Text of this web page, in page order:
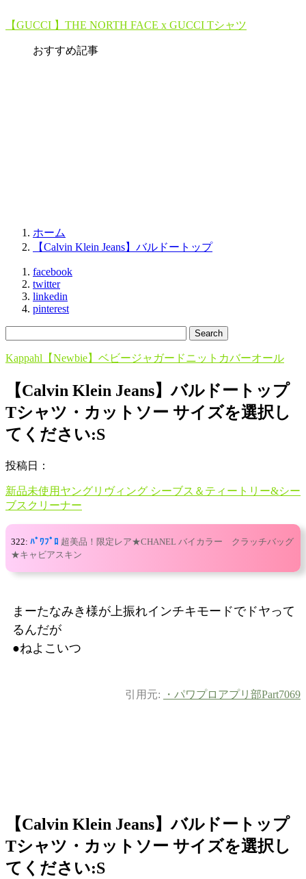
【GUCCI 】THE NORTH FACE x GUCCI Tシャツ
おすすめ記事
ホーム
【Calvin Klein Jeans】バルドートップ
facebook
twitter
linkedin
pinterest
Kappahl【Newbie】ベビージャガードニットカバーオール
【Calvin Klein Jeans】バルドートップ
Tシャツ・カットソー サイズを選択し
てください:S
投稿日：
新品未使用ヤングリヴィング シーブス＆ティートリー&シー
ブスクリーナー
322: ﾊﾟﾜﾌﾟﾛ 超美品！限定レア★CHANEL バイカラー クラッチバッグ
★キャビアスキン
まーたなみき様が上振れインチキモードでドヤって
るんだが
●ねよこいつ
引用元: ・パワプロアプリ部Part7069
【Calvin Klein Jeans】バルドートップ
Tシャツ・カットソー サイズを選択し
てください:S